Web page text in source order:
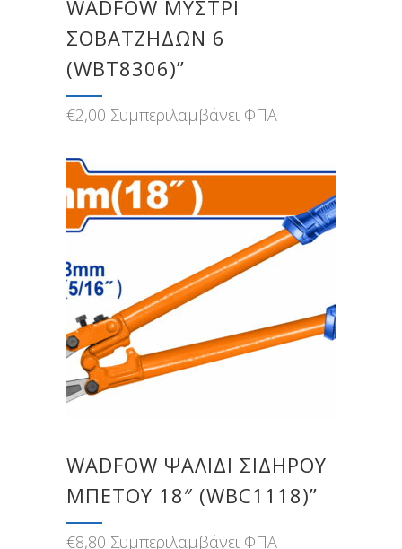
WADFOW ΜΥΣΤΡΙ
ΣΟΒΑΤΖΗΔΩΝ 6
(WBT8306)”
€2,00 Συμπεριλαμβάνει ΦΠΑ
WADFOW ΨΑΛΙΔΙ ΣΙΔΗΡΟΥ
ΜΠΕΤΟΥ 18″ (WBC1118)”
€8,80 Συμπεριλαμβάνει ΦΠΑ